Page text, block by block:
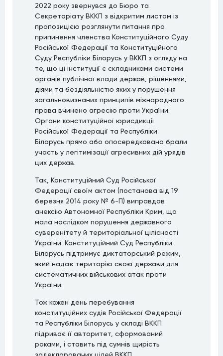
2022 року звернувся до Бюро та
Секретаріату ВККП з відкритим листом із
пропозицією розглянути питання про
припинення членства Конституційного Суду
Російської Федерації та Конституційного
Суду Республіки Білорусь у ВККП з огляду на
те, що ці інституції є складниками системи
органів публічної влади держав, рішеннями,
діями та бездіяльністю яких у порушення
загальновизнаних принципів міжнародного
права вчинено агресію проти України.
Органи конституційної юрисдикції
Російської Федерації та Республіки
Білорусь прямо або опосередковано брали
участь у легітимізації агресивних дій урядів
цих держав.
Так, Конституційний Суд Російської
Федерації своїм актом (постанова від 19
березня 2014 року № 6-П) виправдав
анексію Автономної Республіки Крим, що
мала наслідком порушення державного
суверенітету й територіальної цілісності
України. Конституційний Суд Республіки
Білорусь підтримує диктаторський режим,
який надає територію своєї держави для
систематичних військових атак проти
України.
Тож кожен день перебування
конституційних судів Російської Федерації
та Республіки Білорусь у складі ВККП
підриває її авторитет, сформований
роками, і ставить під сумнів щирість
задекларованих цілей ВККП.